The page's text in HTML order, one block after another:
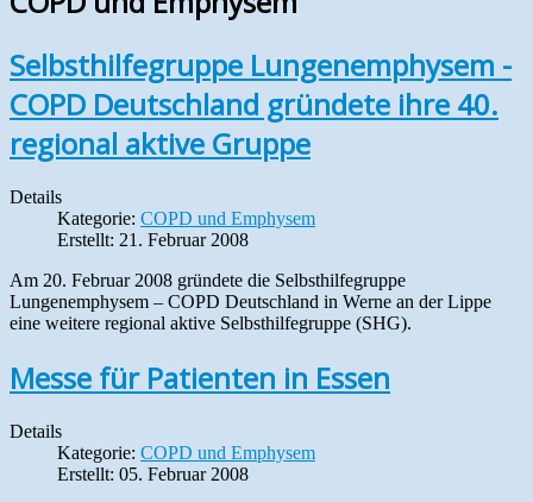
Selbsthilfegruppe Lungenemphysem -
COPD Deutschland gründete ihre 40.
regional aktive Gruppe
Details
Kategorie: COPD und Emphysem
Erstellt: 21. Februar 2008
Am 20. Februar 2008 gründete die Selbsthilfegruppe
Lungenemphysem – COPD Deutschland in Werne an der Lippe
eine weitere regional aktive Selbsthilfegruppe (SHG).
Messe für Patienten in Essen
Details
Kategorie: COPD und Emphysem
Erstellt: 05. Februar 2008